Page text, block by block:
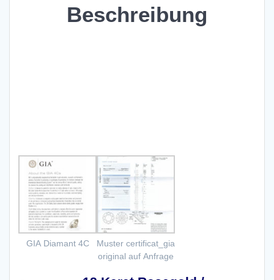
Beschreibung
GIA Diamant 4C
Muster certificat_gia
original auf Anfrage